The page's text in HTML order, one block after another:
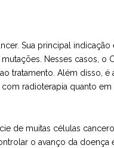
Sua principal indicação
Nesses casos, o
tratamento. Além disso,
radioterapia quanto
de muitas células
o avanço da doença